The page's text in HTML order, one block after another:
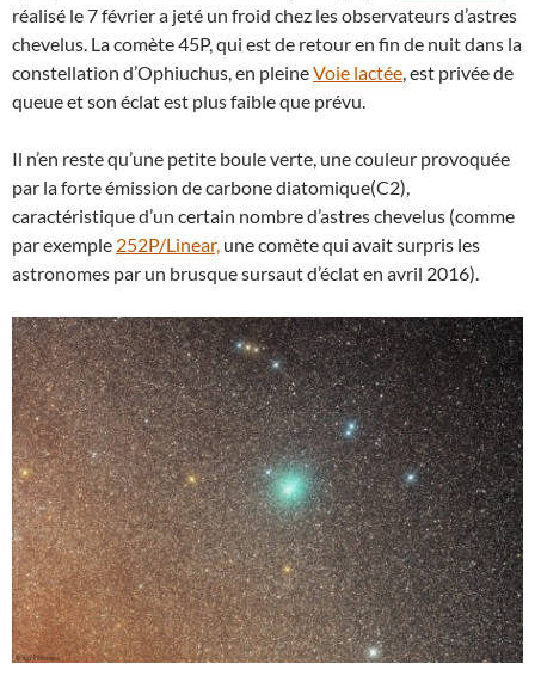
réalisé le 7 février a jeté un froid chez les observateurs d’astres
chevelus. La comète 45P, qui est de retour en fin de nuit dans la
constellation d’Ophiuchus, en pleineVoie lactée, est privée de
queue et son éclat est plus faible que prévu.
Il n’en reste qu’une petite boule verte, une couleur provoquée
par la forte émission de carbone diatomique(C2),
caractéristique d’un certain nombre d’astres chevelus (comme
par exemple 252P/Linear, une comète qui avait surpris les
astronomes par un brusque sursaut d’éclat en avril 2016).